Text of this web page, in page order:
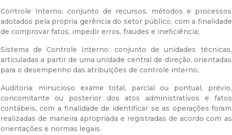
i
p
a
l
d
e
Controle Interno: conjunto de recursos, métodos e processos
adotados pela própria gerência do setor público, com a finalidade
de comprovar fatos, impedir erros, fraudes e ineficiência;
Sistema de Controle Interno: conjunto de unidades técnicas,
articuladas a partir de uma unidade central de direção, orientadas
para o desempenho das atribuições de controle interno;
Auditoria: minucioso exame total, parcial ou pontual, prévio,
concomitante ou posterior dos atos administrativos e fatos
contábeis, com a finalidade de identificar se as operações foram
realizadas de maneira apropriada e registradas de acordo com as
orientações e normas legais.